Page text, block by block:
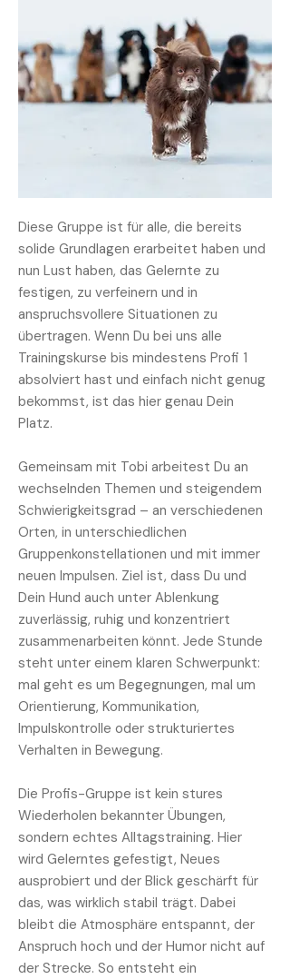
Diese Gruppe ist für alle, die bereits
solide Grundlagen erarbeitet haben und
nun Lust haben, das Gelernte zu
festigen, zu verfeinern und in
anspruchsvollere Situationen zu
übertragen. Wenn Du bei uns alle
Trainingskurse bis mindestens Profi 1
absolviert hast und einfach nicht genug
bekommst, ist das hier genau Dein
Platz.
Gemeinsam mit Tobi arbeitest Du an
wechselnden Themen und steigendem
Schwierigkeitsgrad – an verschiedenen
Orten, in unterschiedlichen
Gruppenkonstellationen und mit immer
neuen Impulsen. Ziel ist, dass Du und
Dein Hund auch unter Ablenkung
zuverlässig, ruhig und konzentriert
zusammenarbeiten könnt. Jede Stunde
steht unter einem klaren Schwerpunkt:
mal geht es um Begegnungen, mal um
Orientierung, Kommunikation,
Impulskontrolle oder strukturiertes
Verhalten in Bewegung.
Die Profis-Gruppe ist kein stures
Wiederholen bekannter Übungen,
sondern echtes Alltagstraining. Hier
wird Gelerntes gefestigt, Neues
ausprobiert und der Blick geschärft für
das, was wirklich stabil trägt. Dabei
bleibt die Atmosphäre entspannt, der
Anspruch hoch und der Humor nicht auf
der Strecke. So entsteht ein